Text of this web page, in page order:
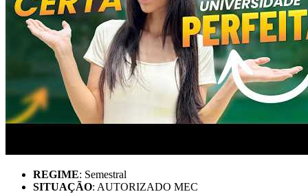
REGIME: Semestral
SITUAÇÃO: AUTORIZADO MEC